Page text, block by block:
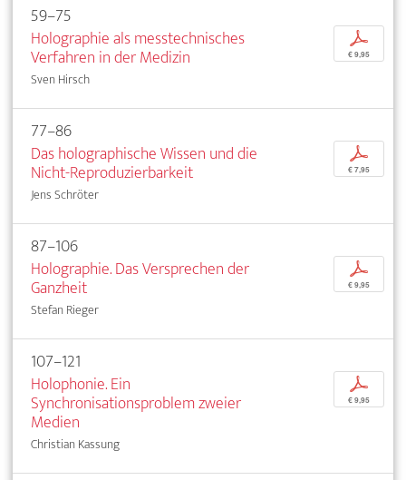
59–75
Holographie als messtechnisches
Verfahren in der Medizin
Sven Hirsch
p
€ 9,95
77–86
Das holographische Wissen und die
Nicht-Reproduzierbarkeit
Jens Schröter
p
€ 7,95
87–106
Holographie. Das Versprechen der
Ganzheit
Stefan Rieger
p
€ 9,95
107–121
Holophonie. Ein
Synchronisationsproblem zweier
Medien
Christian Kassung
p
€ 9,95